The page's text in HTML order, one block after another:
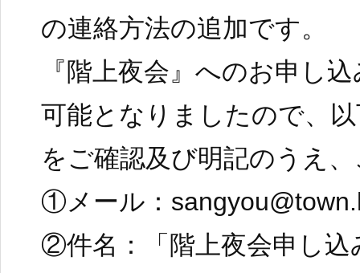
の連絡方法の追加です。
『階上夜会』へのお申し
可能となりましたので、
をご確認及び明記のうえ
①メール：
②件名：「階上夜会申し込